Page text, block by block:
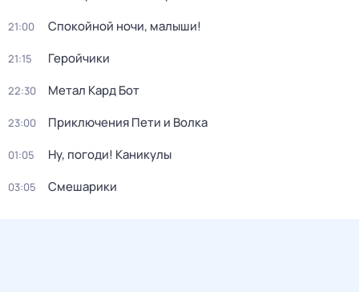
21:00 Спокойной ночи, малыши!
21:15 Геройчики
22:30 Метал Кард Бот
23:00 Приключения Пети и Волка
01:05 Ну, погоди! Каникулы
03:05 Смешарики